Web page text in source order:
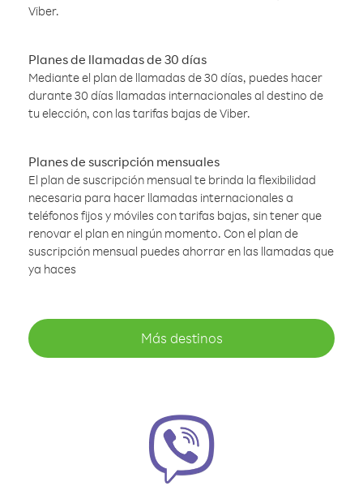
Viber.
Planes de llamadas de 30 días
Mediante el plan de llamadas de 30 días, puedes hacer
durante 30 días llamadas internacionales al destino de
tu elección, con las tarifas bajas de Viber.
Planes de suscripción mensuales
El plan de suscripción mensual te brinda la flexibilidad
necesaria para hacer llamadas internacionales a
teléfonos fijos y móviles con tarifas bajas, sin tener que
renovar el plan en ningún momento. Con el plan de
suscripción mensual puedes ahorrar en las llamadas que
ya haces
Más destinos